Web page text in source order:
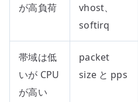
が高負荷
vhost、
softirq
帯域は低
いが CPU
が高い
packet
size と pps